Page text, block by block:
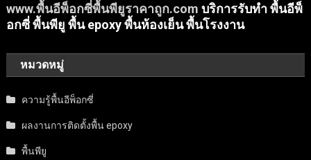
www.พื้นอีพ็อกซี่พื้นพียูราคาถูก.com บริการรับทำ พื้นอีพ็
อกซี่ พื้นพียู พื้น epoxy พื้นห้องเย็น พื้นโรงงาน
หมวดหมู่
ความรู้พื้นอีพ็อกซี่
ผลงานการติดตั้งพื้น epoxy
พื้นพียู